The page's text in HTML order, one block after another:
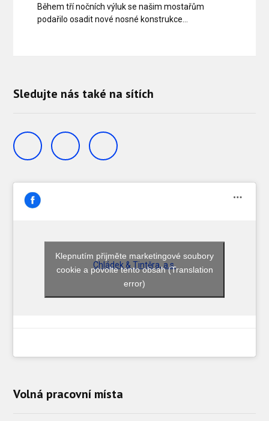
Během tří nočních výluk se našim mostařům
podařilo osadit nové nosné konstrukce…
Sledujte nás také na sítích
Chládek & Tintěra, a.s.
Klepnutím přijměte marketingové soubory
cookie a povolte tento obsah (Translation
error)
Volná pracovní místa